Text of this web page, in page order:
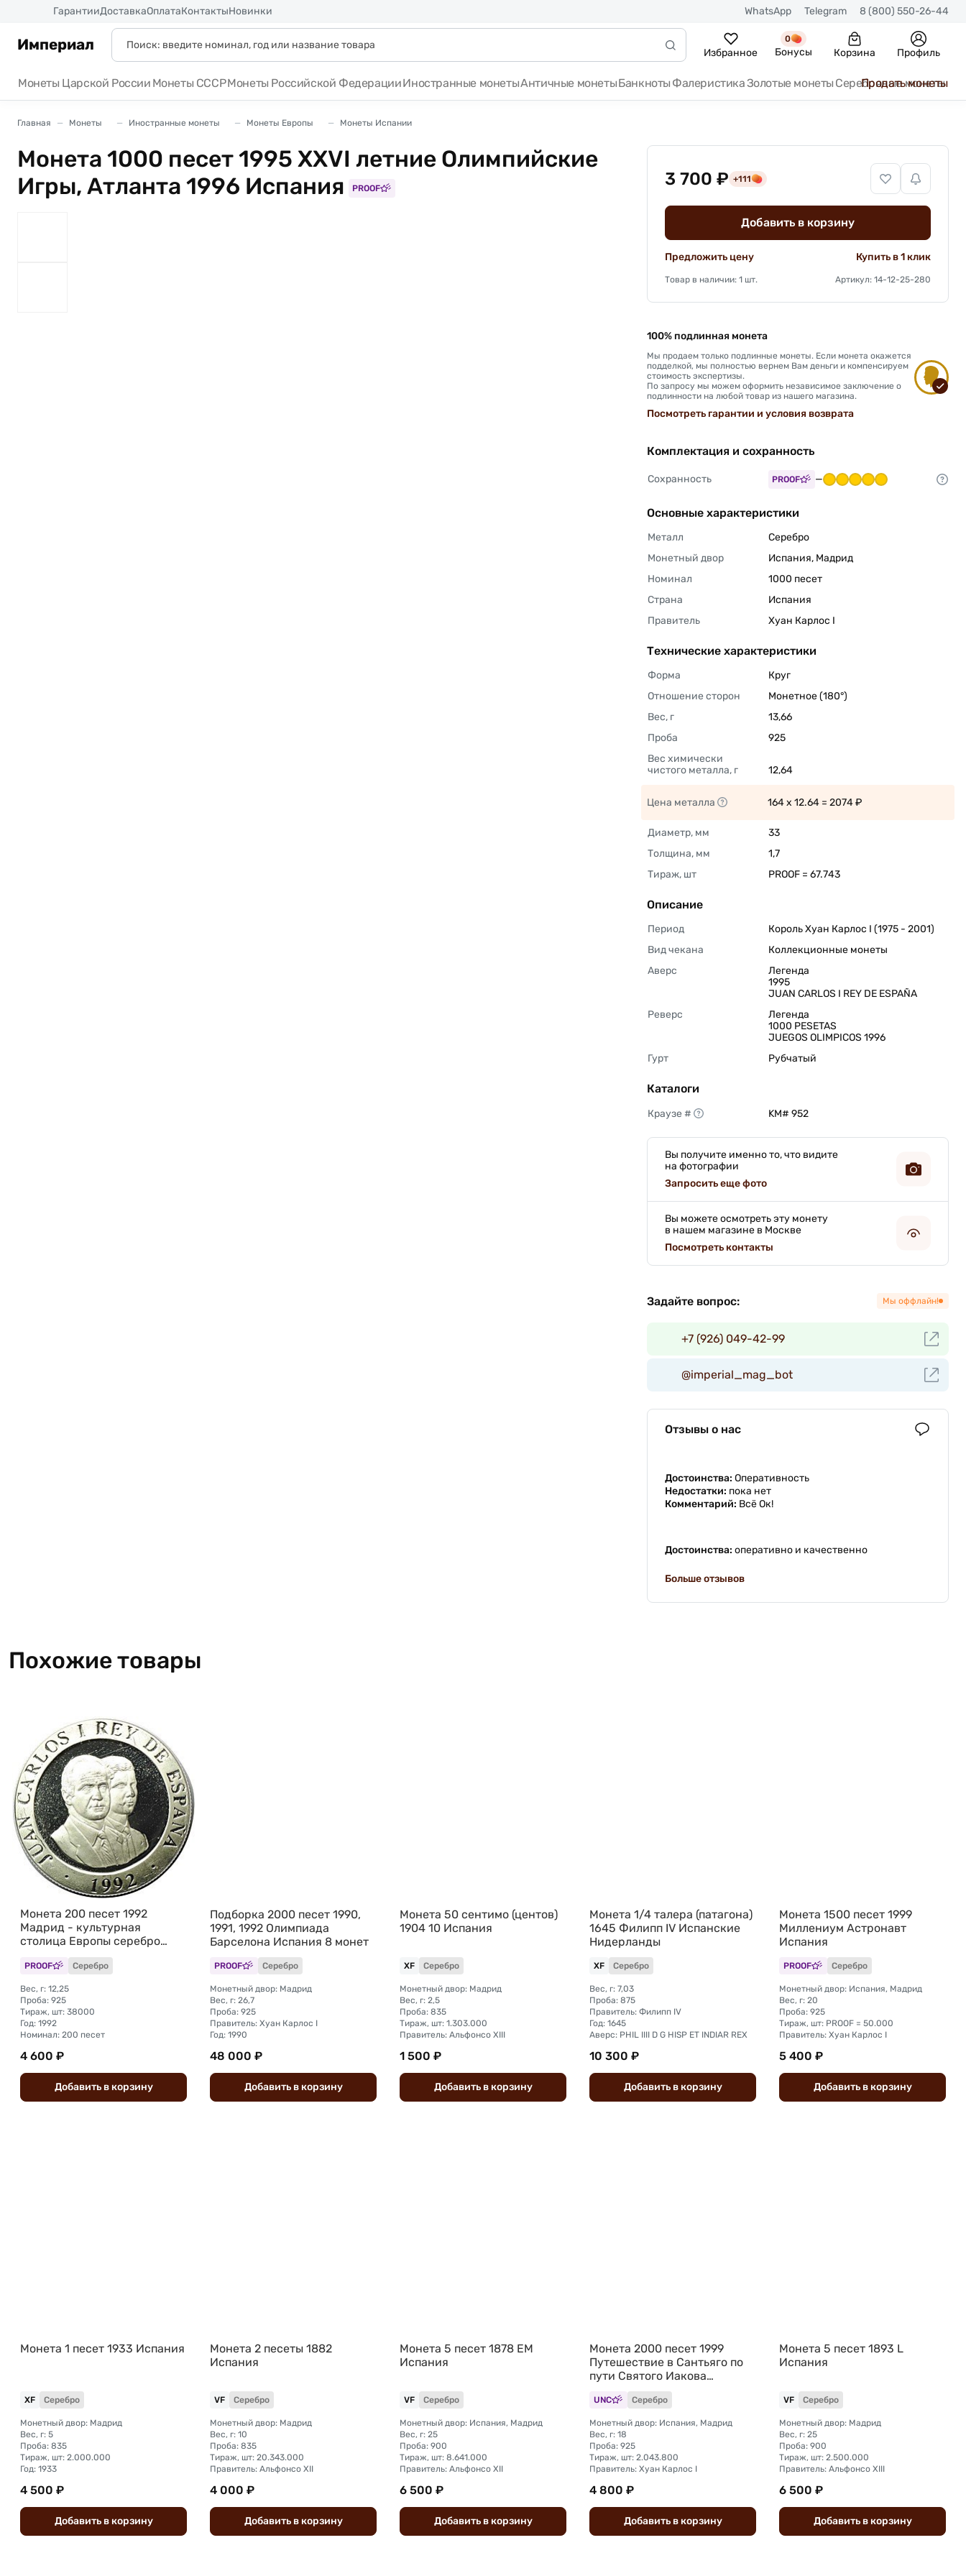
ГарантииДоставкаОплатаКонтактыНовинки WhatsApp Telegram 8 (800) 550-26-44
Империал Избранное
0
Бонусы Корзина Профиль
Монеты Царской России Монеты СССРМонеты Российской ФедерацииИностранные монетыАнтичные монетыБанкноты ФалеристикаЗолотые монеты Серебряные монеты
Продать монеты
Главная Монеты Иностранные монеты Монеты Европы Монеты Испании
Монета 1000 песет 1995 XXVI летние Олимпийские
Игры, Атланта 1996 Испания
PROOF 3 700 ₽ +111
Добавить в корзину
Предложить цену Купить в 1 клик
Товар в наличии: 1 шт. Артикул: 14-12-25-280
100% подлинная монета
Мы продаем только подлинные монеты. Если монета окажется
подделкой, мы полностью вернем Вам деньги и компенсируем
стоимость экспертизы.
По запросу мы можем оформить независимое заключение о
подлинности на любой товар из нашего магазина.
Посмотреть гарантии и условия возврата
Комплектация и сохранность
Сохранность PROOF —
Основные характеристики
Металл
Серебро
Монетный двор
Испания, Мадрид
Номинал
1000 песет
Страна
Испания
Правитель
Хуан Карлос I
Технические характеристики
Форма
Круг
Отношение сторон
Монетное (180°)
Вес, г
13,66
Проба
925
Вес химически
чистого металла, г
12,64
Цена металла 164 x 12.64 = 2074 ₽
Диаметр, мм
33
Толщина, мм
1,7
Тираж, шт
PROOF = 67.743
Описание
Период
Король Хуан Карлос I (1975 - 2001)
Вид чекана
Коллекционные монеты
Аверс
Легенда
1995
JUAN CARLOS I REY DE ESPAÑA
Реверс
Легенда
1000 PESETAS
JUEGOS OLIMPICOS 1996
Гурт
Рубчатый
Каталоги
Краузе # KM# 952
Вы получите именно то, что видите
на фотографии
Запросить еще фото
Вы можете осмотреть эту монету
в нашем магазине в Москве
Посмотреть контакты
Задайте вопрос: Мы оффлайн!
+7 (926) 049-42-99
@imperial_mag_bot
Отзывы о нас
Достоинства: Оперативность
Недостатки: пока нет
Комментарий: Всё Ок!
Достоинства: оперативно и качественно
Больше отзывов
Похожие товары
Монета 200 песет 1992
Мадрид - культурная
столица Европы серебро
PROOF Серебро
Вес, г: 12,25
Проба: 925
Тираж, шт: 38000
Год: 1992
Номинал: 200 песет
4 600 ₽
Добавить вкорзину
Подборка 2000 песет 1990,
1991, 1992 Олимпиада
Барселона Испания 8 монет
PROOF Серебро
Монетный двор: Мадрид
Вес, г: 26,7
Проба: 925
Правитель: Хуан Карлос I
Год: 1990
48 000 ₽
Добавить вкорзину
Монета 50 сентимо (центов)
1904 10 Испания
XF Серебро
Монетный двор: Мадрид
Вес, г: 2,5
Проба: 835
Тираж, шт: 1.303.000
Правитель: Альфонсо XIII
1 500 ₽
Добавить вкорзину
Монета 1/4 талера (патагона)
1645 Филипп IV Испанские
Нидерланды
XF Серебро
Вес, г: 7,03
Проба: 875
Правитель: Филипп IV
Год: 1645
Аверс: PHIL IIII D G HISP ET INDIAR REX
10 300 ₽
Добавить вкорзину
Монета 1500 песет 1999
Миллениум Астронавт
Испания
PROOF Серебро
Монетный двор: Испания, Мадрид
Вес, г: 20
Проба: 925
Тираж, шт: PROOF = 50.000
Правитель: Хуан Карлос I
5 400 ₽
Добавить вкорзину
Монета 1 песет 1933 Испания
XF Серебро
Монетный двор: Мадрид
Вес, г: 5
Проба: 835
Тираж, шт: 2.000.000
Год: 1933
4 500 ₽
Добавить вкорзину
Монета 2 песеты 1882
Испания
VF Серебро
Монетный двор: Мадрид
Вес, г: 10
Проба: 835
Тираж, шт: 20.343.000
Правитель: Альфонсо XII
4 000 ₽
Добавить вкорзину
Монета 5 песет 1878 EM
Испания
VF Серебро
Монетный двор: Испания, Мадрид
Вес, г: 25
Проба: 900
Тираж, шт: 8.641.000
Правитель: Альфонсо XII
6 500 ₽
Добавить вкорзину
Монета 2000 песет 1999
Путешествие в Сантьяго по
пути Святого Иакова
Испания
UNC Серебро
Монетный двор: Испания, Мадрид
Вес, г: 18
Проба: 925
Тираж, шт: 2.043.800
Правитель: Хуан Карлос I
4 800 ₽
Добавить вкорзину
Монета 5 песет 1893 L
Испания
VF Серебро
Монетный двор: Мадрид
Вес, г: 25
Проба: 900
Тираж, шт: 2.500.000
Правитель: Альфонсо XIII
6 500 ₽
Добавить вкорзину